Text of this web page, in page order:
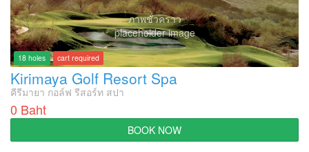
ภาพชั่วคราว
placeholder image
18 holes cart required
Kirimaya Golf Resort Spa
คีรีมายา กอล์ฟ รีสอร์ท สปา
0 Baht
BOOK NOW